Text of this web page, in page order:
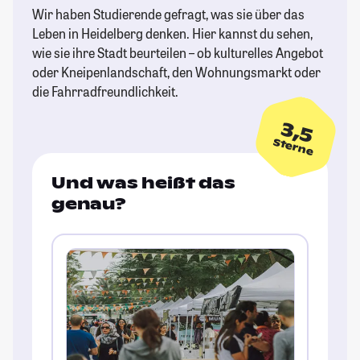
Wir haben Studierende gefragt, was sie über das
Leben in Heidelberg denken. Hier kannst du sehen,
wie sie ihre Stadt beurteilen – ob kulturelles Angebot
oder Kneipenlandschaft, den Wohnungsmarkt oder
die Fahrradfreundlichkeit.
3,5
Sterne
Und was heißt das
genau?